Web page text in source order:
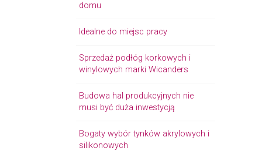
domu
Idealne do miejsc pracy
Sprzedaż podłóg korkowych i
winylowych marki Wicanders
Budowa hal produkcyjnych nie
musi być duża inwestycją
Bogaty wybór tynków akrylowych i
silikonowych